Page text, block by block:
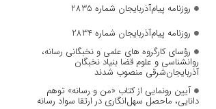
روزنامه پیام‌آذربایجان شماره 2835
روزنامه پیام‌آذربایجان شماره 2834
رؤسای کارگروه های علمی و نخبگانی رسانه،
روانشناسی و علوم قضا بنیاد نخبگان
آذربایجان‌شرقی منصوب شدند
آیین رونمایی از کتاب «من و رسانه» توهم
دانایی، ماحصل سهل‌انگاری در ارتقا سواد رسانه